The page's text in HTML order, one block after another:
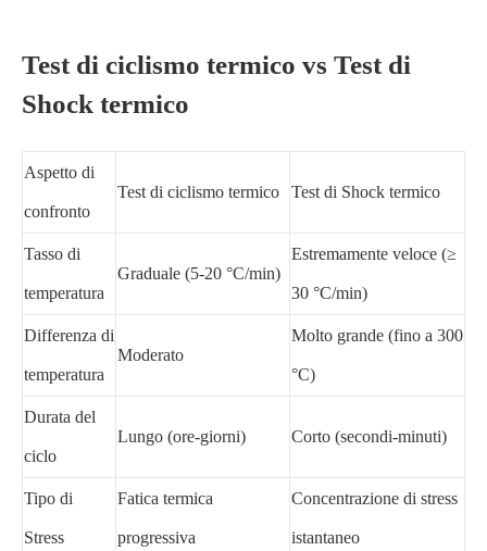
Test di ciclismo termico vs Test di
Shock termico
Aspetto di
confronto
Test di ciclismo termico Test di Shock termico
Tasso di
temperatura
Graduale (5-20 °C/min)
Estremamente veloce (≥
30 °C/min)
Differenza di
temperatura
Moderato
Molto grande (fino a 300
°C)
Durata del
ciclo
Lungo (ore-giorni) Corto (secondi-minuti)
Tipo di
Stress
Fatica termica
progressiva
Concentrazione di stress
istantaneo